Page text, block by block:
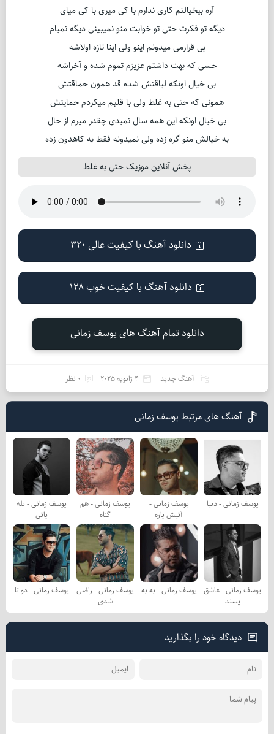
آره بیخیالتم کاری ندارم با کی میری با کی میای
دیگه تو فکرت حتی تو خوابت منو نمیبینی دیگه نمیام
بی قرارمی میدونم اینو ولی اینا تازه اولاشه
حسی که بهت داشتم عزیزم تموم شده و آخراشه
بی خیال اونکه لیاقتش شده قد همون حماقتش
همونی که حتی به غلط ولی با قلبم میکردم حمایتش
بی خیال اونکه این همه سال نمیدی چقدر میرم از حال
به خیالش منو گره زده ولی نمیدونه فقط به کاهدون زده
پخش آنلاین موزیک حتی به غلط
دانلود آهنگ با کیفیت عالی 320
دانلود آهنگ با کیفیت خوب 128
دانلود تمام آهنگ های یوسف زمانی
آهنگ جدید 4 ژانویه 2025 0 نظر
آهنگ های مرتبط یوسف زمانی
یوسف زمانی - دنیا
یوسف زمانی -
آتیش پاره
یوسف زمانی - هم
گناه
یوسف زمانی - تله
پاتی
یوسف زمانی - عاشق
پسند
یوسف زمانی - به به
یوسف زمانی - راضی
شدی
یوسف زمانی - دو تا
دیدگاه خود را بگذارید